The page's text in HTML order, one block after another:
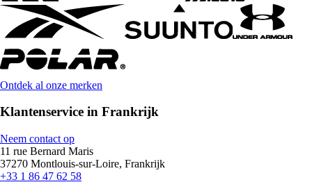
Ontdek al onze merken
Klantenservice in Frankrijk
Neem contact op
11 rue Bernard Maris
37270 Montlouis-sur-Loire, Frankrijk
+33 1 86 47 62 58